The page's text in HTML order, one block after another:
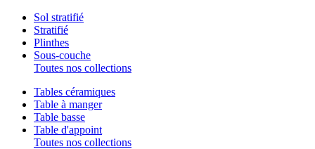
Sol stratifié
Stratifié
Plinthes
Sous-couche
Toutes nos collections
Tables céramiques
Table à manger
Table basse
Table d'appoint
Toutes nos collections